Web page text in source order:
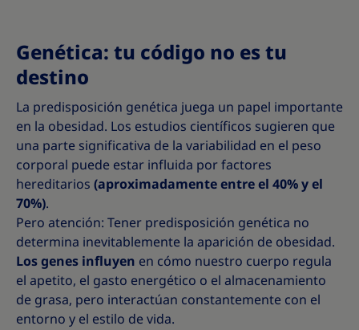
Genética: tu código no es tu
destino
La predisposición genética juega un papel importante
en la obesidad. Los estudios científicos sugieren que
una parte significativa de la variabilidad en el peso
corporal puede estar influida por factores
hereditarios (aproximadamente entre el 40% y el
70%).
Pero atención: Tener predisposición genética no
determina inevitablemente la aparición de obesidad.
Los genes influyen en cómo nuestro cuerpo regula
el apetito, el gasto energético o el almacenamiento
de grasa, pero interactúan constantemente con el
entorno y el estilo de vida.